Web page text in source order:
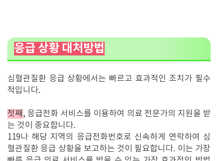
응급 상황 대처방법
심혈관질환 응급 상황에서는 빠르고 효과적인 조치가 필수
적입니다.
첫째 , 응급전화 서비스를 이용하여 의료 전문가의 지원을 받
는 것이 중요합니다.
119나 해당 지역의 응급전화번호로 신속하게 연락하여 심
혈관질환 응급 상황을 보고하는 것이 필요합니다. 이는 가장